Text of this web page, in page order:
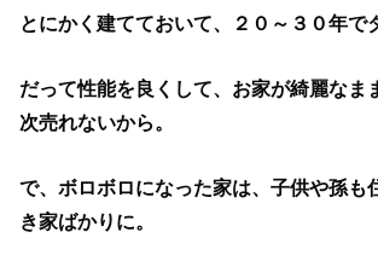
とにかく建てておいて、２０～３０年で
だって性能を良くして、お家が綺麗なま
次売れないから。
で、ボロボロになった家は、子供や孫も
き家ばかりに。